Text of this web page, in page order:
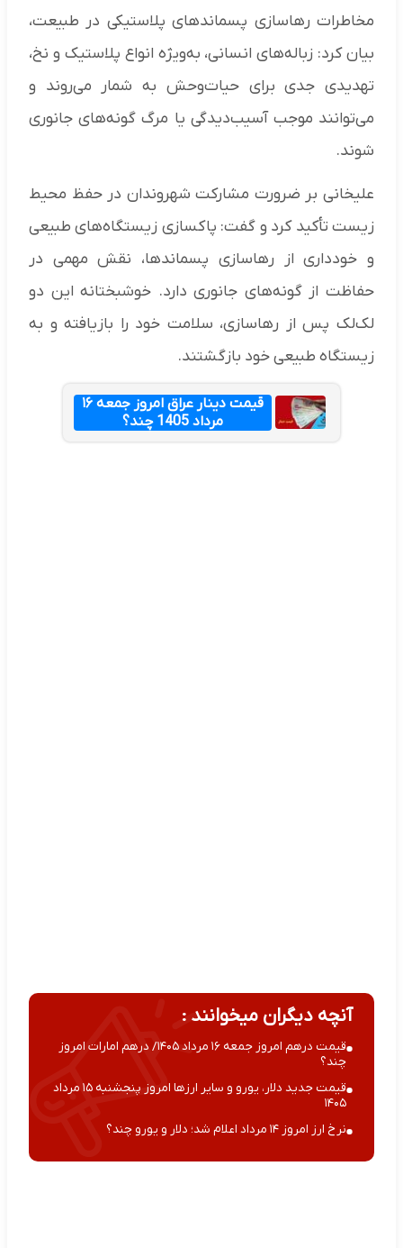
مخاطرات رهاسازی پسماندهای پلاستیکی در طبیعت،
بیان کرد: زباله‌های انسانی، به‌ویژه انواع پلاستیک و نخ،
تهدیدی جدی برای حیات‌وحش به شمار می‌روند و
می‌توانند موجب آسیب‌دیدگی یا مرگ گونه‌های جانوری
شوند.
علیخانی بر ضرورت مشارکت شهروندان در حفظ محیط
زیست تأکید کرد و گفت: پاکسازی زیستگاه‌های طبیعی
و خودداری از رهاسازی پسماندها، نقش مهمی در
حفاظت از گونه‌های جانوری دارد. خوشبختانه این دو
لک‌لک پس از رهاسازی، سلامت خود را بازیافته و به
زیستگاه طبیعی خود بازگشتند.
قیمت دینار عراق امروز جمعه ۱۶
مرداد 1405 چند؟
آنچه دیگران میخوانند :
قیمت درهم امروز جمعه ۱۶ مرداد ۱۴۰۵/ درهم امارات امروز
چند؟
قیمت جدید دلار، یورو و سایر ارزها امروز پنجشنبه ۱۵ مرداد
۱۴۰۵
نرخ ارز امروز ۱۴ مرداد اعلام شد؛ دلار و یورو چند؟